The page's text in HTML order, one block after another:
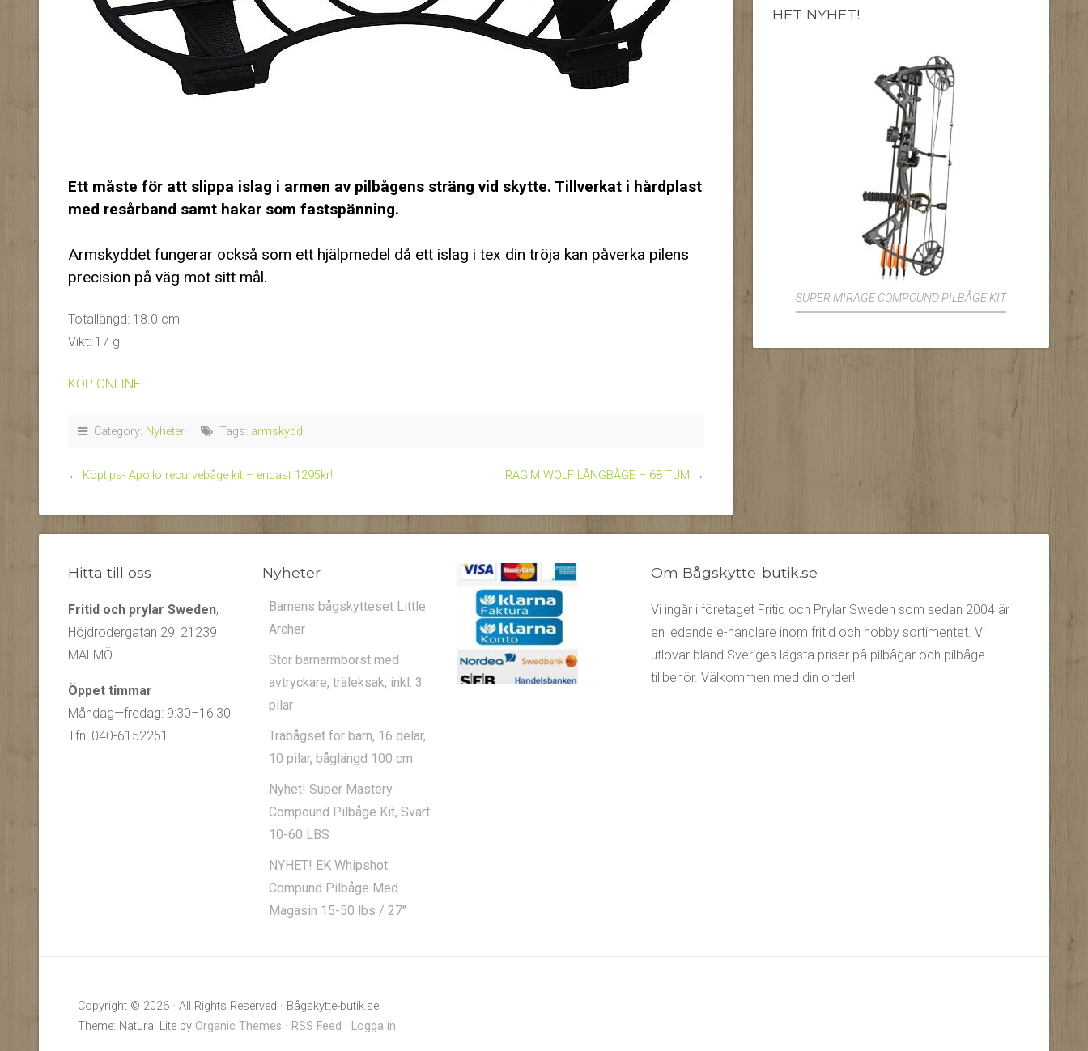
Ett måste för att slippa islag i armen av pilbågens sträng vid skytte. Tillverkat i hårdplast
med resårband samt hakar som fastspänning.
Armskyddet fungerar också som ett hjälpmedel då ett islag i tex din tröja kan påverka pilens
precision på väg mot sitt mål.
Totallängd: 18.0 cm
Vikt: 17 g
KÖP ONLINE
Category: Nyheter Tags: armskydd
← Köptips- Apollo recurvebåge kit – endast 1295kr! RAGIM WOLF LÅNGBÅGE – 68 TUM →
HET NYHET!
SUPER MIRAGE COMPOUND PILBÅGE KIT
Hitta till oss
Fritid och prylar Sweden,
Höjdrodergatan 29, 21239
MALMÖ
Öppet timmar
Måndag—fredag: 9:30–16:30
Tfn: 040-6152251
Nyheter
Barnens bågskytteset Little
Archer
Stor barnarmborst med
avtryckare, träleksak, inkl. 3
pilar
Träbågset för barn, 16 delar,
10 pilar, båglängd 100 cm
Nyhet! Super Mastery
Compound Pilbåge Kit, Svart
10-60 LBS
NYHET! EK Whipshot
Compund Pilbåge Med
Magasin 15-50 lbs / 27″
Om Bågskytte-butik.se
Vi ingår i företaget Fritid och Prylar Sweden som sedan 2004 är
en ledande e-handlare inom fritid och hobby sortimentet. Vi
utlovar bland Sveriges lägsta priser på pilbågar och pilbåge
tillbehör. Välkommen med din order!
Copyright © 2026 · All Rights Reserved · Bågskytte-butik.se
Theme: Natural Lite by Organic Themes · RSS Feed · Logga in